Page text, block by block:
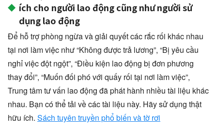
ích cho người lao động cũng như người sử
dụng lao động
Để hỗ trợ phòng ngừa và giải quyết các rắc rối khác nhau
tại nơi làm việc như “Không được trả lương”, “Bị yêu cầu
nghỉ việc đột ngột”, “Điều kiện lao động bị đơn phương
thay đổi”, “Muốn đối phó với quấy rối tại nơi làm việc”,
Trung tâm tư vấn lao động đã phát hành nhiều tài liệu khác
nhau. Bạn có thể tải về các tài liệu này. Hãy sử dụng thật
hữu ích. Sách tuyên truyền phổ biến và tờ rơi